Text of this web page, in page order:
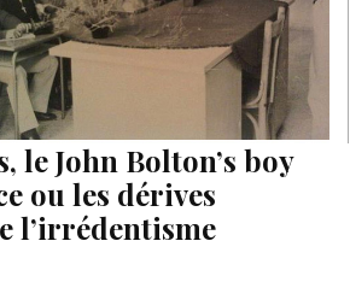
le John Bolton’s boy
ou les dérives
l’irrédentisme